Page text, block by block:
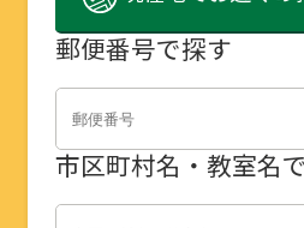
郵便番号で探す
市区町村名・教室名